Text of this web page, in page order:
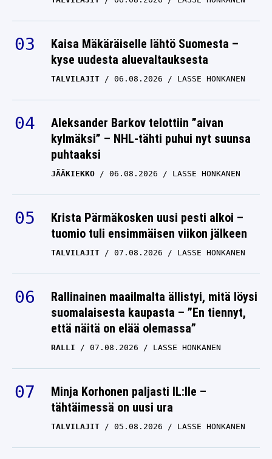
Kaisa Mäkäräiselle lähtö Suomesta –
kyse uudesta aluevaltauksesta
TALVILAJIT 06.08.2026 LASSE HONKANEN
Aleksander Barkov telottiin ”aivan
kylmäksi” – NHL-tähti puhui nyt suunsa
puhtaaksi
JÄÄKIEKKO 06.08.2026 LASSE HONKANEN
Krista Pärmäkosken uusi pesti alkoi –
tuomio tuli ensimmäisen viikon jälkeen
TALVILAJIT 07.08.2026 LASSE HONKANEN
Rallinainen maailmalta ällistyi, mitä löysi
suomalaisesta kaupasta – ”En tiennyt,
että näitä on elää olemassa”
RALLI 07.08.2026 LASSE HONKANEN
Minja Korhonen paljasti IL:lle –
tähtäimessä on uusi ura
TALVILAJIT 05.08.2026 LASSE HONKANEN